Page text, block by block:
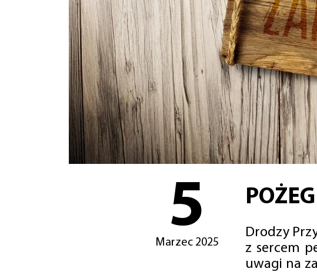
5
Marzec 2025
Drodzy
z sercem
uwagi na